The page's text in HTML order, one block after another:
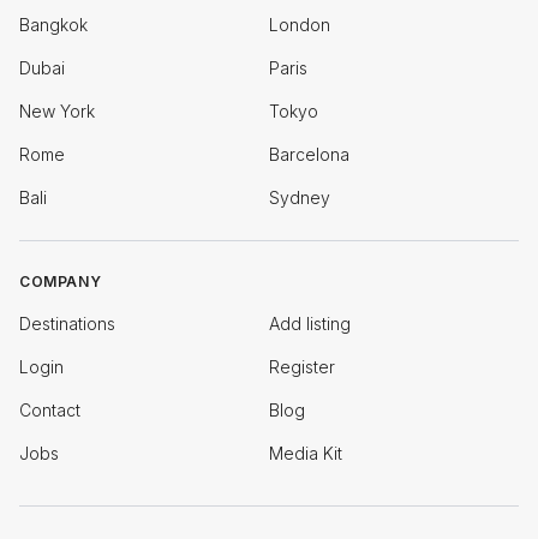
Bangkok London
Dubai Paris
New York Tokyo
Rome Barcelona
Bali Sydney
COMPANY
Destinations Add listing
Login Register
Contact Blog
Jobs Media Kit